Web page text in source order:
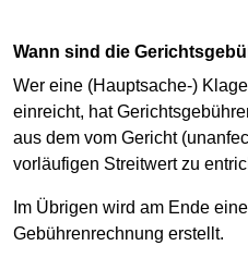
Wann sind die
Wer eine (Hauptsache-)
einreicht, hat
aus dem vom Gericht
vorläufigen Streitwert zu
Im Übrigen wird am Ende
Gebührenrechnung erstellt.